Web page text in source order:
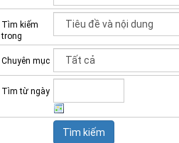
Tìm kiếm
trong
Chuyên mục
Tìm từ ngày